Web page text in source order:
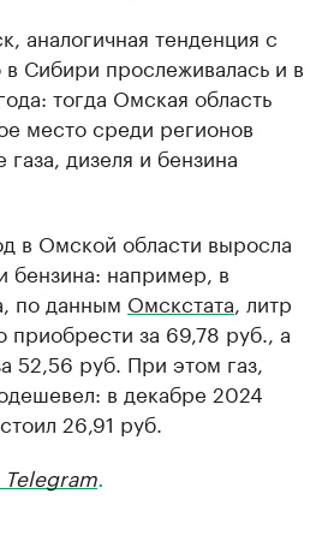
аналогичная тенденция с
Сибири прослеживалась и в
тогда Омская область
место среди регионов
дизеля и бензина
в Омской области выросла
бензина: например, в
по данным Омскстата, литр
приобрести за 69,78 руб., а
52,56 руб. При этом газ,
в декабре 2024
26,91 руб.
.